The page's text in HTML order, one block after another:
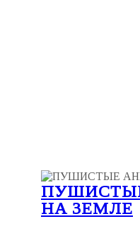
НА ЗЕМЛЕ